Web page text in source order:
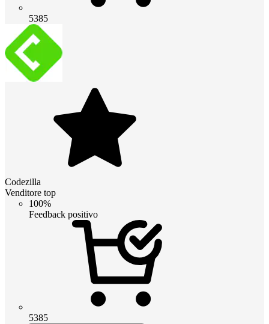
5385
Codezilla
Venditore top
100%
Feedback positivo
5385